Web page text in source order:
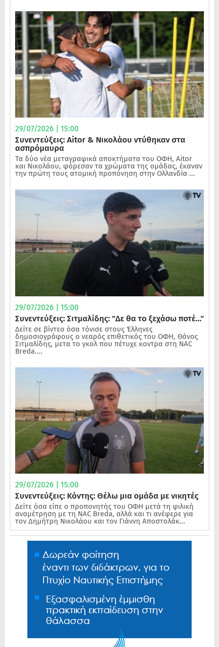
29/07/2026 | 15:00
Συνεντεύξεις: Aitor & Νικολάου ντύθηκαν στα
ασπρόμαυρα
Τα δύο νέα μεταγραφικά αποκτήματα του ΟΦΗ, Aitor
και Νικολάου, φόρεσαν τα χρώματα της ομάδας, έκαναν
την πρώτη τους ατομική προπόνηση στην Ολλανδία ...
29/07/2026 | 15:00
Συνεντεύξεις: Σιτμαλίδης: "Δε θα το ξεχάσω ποτέ..."
Δείτε σε βίντεο όσα τόνισε στους Έλληνες
δημοσιογράφους ο νεαρός επιθετικός του ΟΦΗ, Θάνος
Σιτμαλίδης, μετα το γκολ που πέτυχε κοντρα στη NAC
Breda....
29/07/2026 | 15:00
Συνεντεύξεις: Κόντης: Θέλω μια ομάδα με νικητές
Δείτε όσα είπε ο προπονητής του ΟΦΗ μετά τη φιλική
αναμέτρηση με τη NAC Breda, αλλά και τι ανέφερε για
τον Δημήτρη Νικολάου και τον Γιάννη Αποστολάκ...